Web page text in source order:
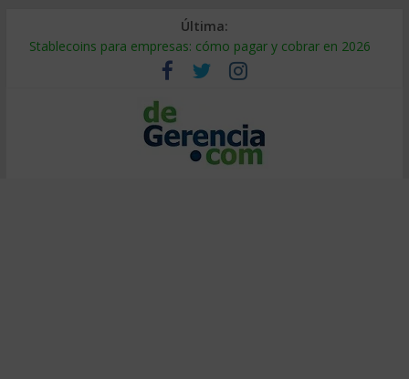
Última:
Stablecoins para empresas: cómo pagar y cobrar en 2026
Despido silencioso: qué es y por qué sale tan caro
IA en selección de personal: cómo auditarla a tiempo
Trabajo forzoso en la cadena de suministro: qué hacer
Mercado hispano de EE. UU.: cómo segmentarlo y venderle